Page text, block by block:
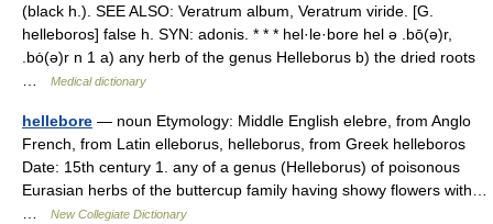
(black h.). SEE ALSO: Veratrum album, Veratrum viride. [G.
helleboros] false h. SYN: adonis. * * * hel·le·bore hel ə .bō(ə)r,
.bȯ(ə)r n 1 a) any herb of the genus Helleborus b) the dried roots
Medical dictionary
hellebore — noun Etymology: Middle English elebre, from Anglo
French, from Latin elleborus, helleborus, from Greek helleboros
Date: 15th century 1. any of a genus (Helleborus) of poisonous
Eurasian herbs of the buttercup family having showy flowers with…
New Collegiate Dictionary